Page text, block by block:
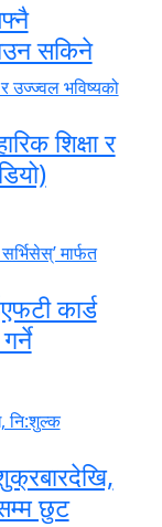
सकिने
शिक्षा र
कार्ड
छुट